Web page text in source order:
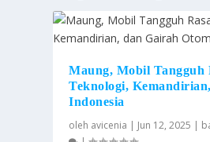
Maung, Mobil Tangguh
Teknologi,
Indonesia
oleh avicenia | Jun 12, 2025 |